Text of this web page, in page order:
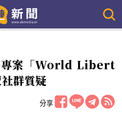
專案「World Libert
群質疑
分享